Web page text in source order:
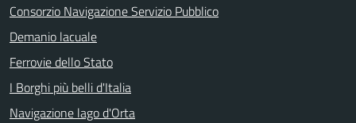
Consorzio Navigazione Servizio Pubblico
Demanio lacuale
Ferrovie dello Stato
I Borghi più belli d'Italia
Navigazione lago d'Orta